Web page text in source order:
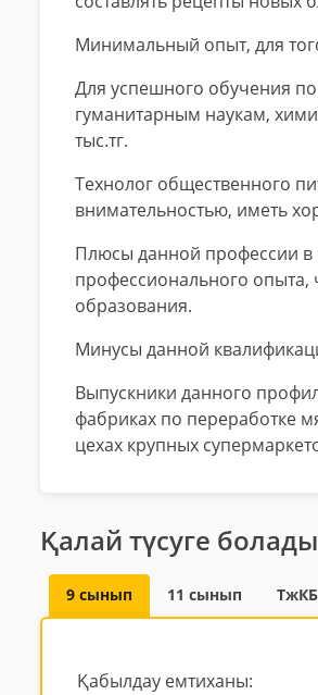
Минимальный опыт, для
Для успешного обучения
гуманитарным наукам,
тыс.тг.
Технолог общественного
внимательностью, иметь
Плюсы данной профессии в
профессионального опыта,
образования.
Минусы данной
Выпускники данного
фабриках по переработке
цехах крупных
Қалай түсуге болады
9 сынып 11 сынып
Қабылдау емтиханы: